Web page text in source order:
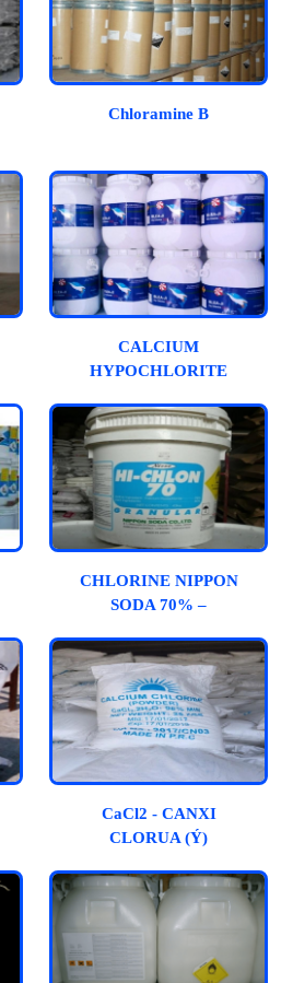
Chloramine B
CALCIUM
HYPOCHLORITE
CHLORINE NIPPON
SODA 70% –
HYPOCHLORIDE
CaCl2 - CANXI
CLORUA (Ý)